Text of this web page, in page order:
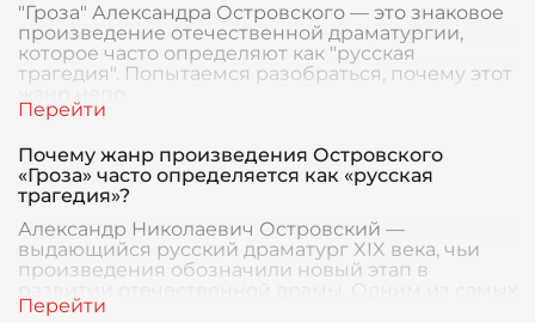
"Гроза" Александрa Островскoго — это знаковое
произведение отечественной драматургии,
которое часто определяют как "русская
трагедия". Попытаемся разобраться, почему этот
Почему жанр произведения Островского
«Гроза» часто определяется как «русская
трагедия»?
Александр Николаевич Островский —
выдающийся русский драматург XIX века, чьи
произведения обозначили новый этап в
развитии отечественной драмы. Одним из самых
известных его произве